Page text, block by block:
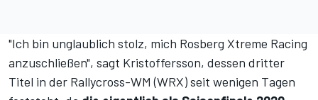
"Ich bin unglaublich stolz, mich Rosberg Xtreme Racing
anzuschließen", sagt Kristoffersson, dessen dritter
Titel in der Rallycross-WM (WRX) seit wenigen Tagen